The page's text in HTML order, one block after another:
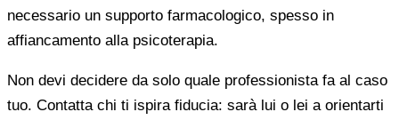
necessario un supporto farmacologico, spesso in
affiancamento alla psicoterapia.
Non devi decidere da solo quale professionista fa al caso
tuo. Contatta chi ti ispira fiducia: sarà lui o lei a orientarti